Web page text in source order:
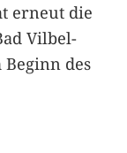
erneut die
Vilbel-
des